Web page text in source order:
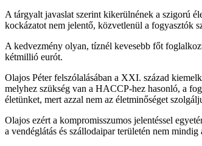
A tárgyalt javaslat szerint kikerülnének a szigorú
kockázatot nem jelentő, közvetlenül a fogyasztók
A kedvezmény olyan, tíznél kevesebb főt
kétmillió eurót.
Olajos Péter felszólalásában a XXI. század
melyhez szükség van a HACCP-hez hasonló, a
életünket, mert azzal nem az életminőséget
Olajos ezért a kompromisszumos jelentéssel
a vendéglátás és szállodaipar területén nem